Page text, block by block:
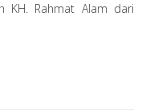
KH. Rahmat Alam dari